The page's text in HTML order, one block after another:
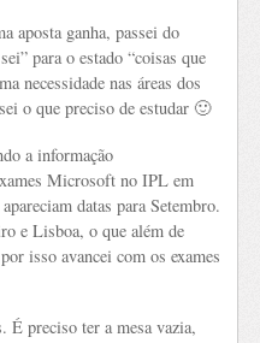
aposta ganha, passei do
para o estado “coisas que
necessidade nas áreas dos
o que preciso de estudar 🙂
a informação
Microsoft no IPL em
datas para Setembro.
e Lisboa, o que além de
isso avancei com os exames
É preciso ter a mesa vazia,